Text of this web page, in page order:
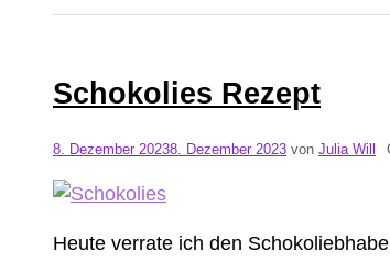
Schokolies Rezept
8. Dezember 20238. Dezember 2023 von Julia Will
Heute verrate ich den